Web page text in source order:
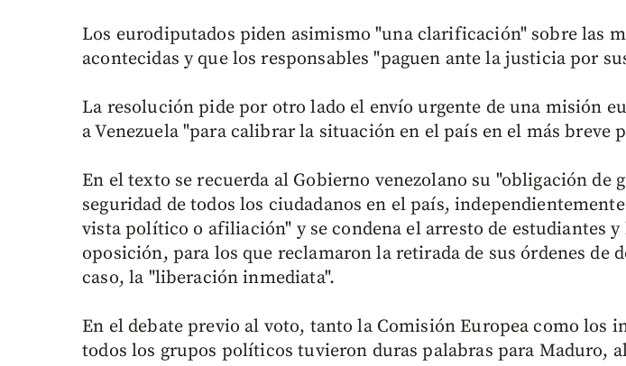
Los eurodiputados piden asimismo "una clarificación" sobre las
acontecidas y que los responsables "paguen ante la justicia por
La resolución pide por otro lado el envío urgente de una misión
a Venezuela "para calibrar la situación en el país en el más breve
En el texto se recuerda al Gobierno venezolano su "obligación de
seguridad de todos los ciudadanos en el país,
vista político o afiliación" y se condena el arresto de estudiantes y
oposición, para los que reclamaron la retirada de sus órdenes de
caso, la "liberación inmediata".
En el debate previo al voto, tanto la Comisión Europea como los
todos los grupos políticos tuvieron duras palabras para Maduro,